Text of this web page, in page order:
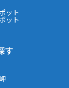
ット
ット
す